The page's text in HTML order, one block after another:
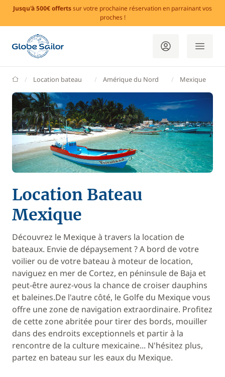
Jusqu'à 500€ offertssur votre prochaine réservation en parrainant vos
proches !
GlobeSailor
Location bateau Amérique du Nord Mexique
Location Bateau
Mexique
Découvrez le Mexique à travers la location de
bateaux. Envie de dépaysement ? A bord de votre
voilier ou de votre bateau à moteur de location,
naviguez en mer de Cortez, en péninsule de Baja et
peut-être aurez-vous la chance de croiser dauphins
et baleines.De l'autre côté, le Golfe du Mexique vous
offre une zone de navigation extraordinaire. Profitez
de cette zone abritée pour tirer des bords, mouiller
dans des endroits exceptionnels et partir à la
rencontre de la culture mexicaine... N'hésitez plus,
partez en bateau sur les eaux du Mexique.